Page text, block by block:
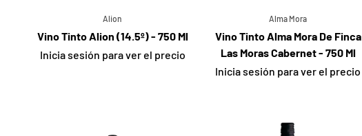
Alion
Vino Tinto Alion (14.5º) - 750 Ml
Inicia sesión para ver el precio
Alma Mora
Vino Tinto Alma Mora De Finca
Las Moras Cabernet - 750 Ml
Inicia sesión para ver el precio